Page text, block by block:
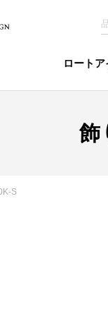
ロート
飾
S